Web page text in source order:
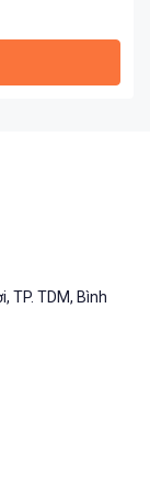
TP. TDM, Bình